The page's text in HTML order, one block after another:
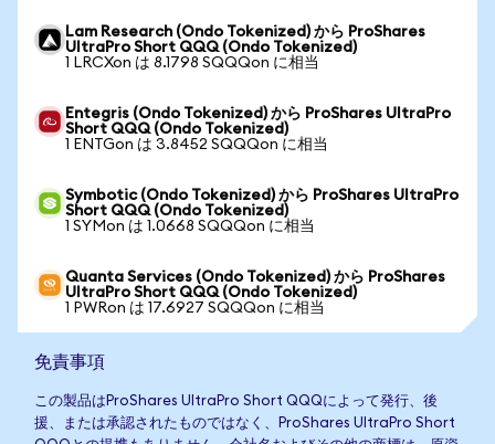
Lam Research (Ondo Tokenized) から ProShares
UltraPro Short QQQ (Ondo Tokenized)
1 LRCXon は 8.1798 SQQQon に相当
Entegris (Ondo Tokenized) から ProShares UltraPro
Short QQQ (Ondo Tokenized)
1 ENTGon は 3.8452 SQQQon に相当
Symbotic (Ondo Tokenized) から ProShares UltraPro
Short QQQ (Ondo Tokenized)
1 SYMon は 1.0668 SQQQon に相当
Quanta Services (Ondo Tokenized) から ProShares
UltraPro Short QQQ (Ondo Tokenized)
1 PWRon は 17.6927 SQQQon に相当
免責事項
この製品はProShares UltraPro Short QQQによって発行、後
援、または承認されたものではなく、ProShares UltraPro Short